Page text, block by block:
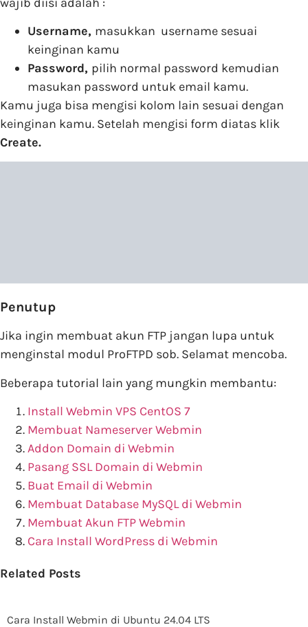
Username, masukkan username sesuai
keinginan kamu
Password, pilih normal password kemudian
masukan password untuk email kamu.
Kamu juga bisa mengisi kolom lain sesuai dengan
keinginan kamu. Setelah mengisi form diatas klik
Create.
Penutup
Jika ingin membuat akun FTP jangan lupa untuk
menginstal modul ProFTPD sob. Selamat mencoba.
Beberapa tutorial lain yang mungkin membantu:
Install Webmin VPS CentOS 7
Membuat Nameserver Webmin
Addon Domain di Webmin
Pasang SSL Domain di Webmin
Buat Email di Webmin
Membuat Database MySQL di Webmin
Membuat Akun FTP Webmin
Cara Install WordPress di Webmin
Related Posts
Cara Install Webmin di Ubuntu 24.04 LTS